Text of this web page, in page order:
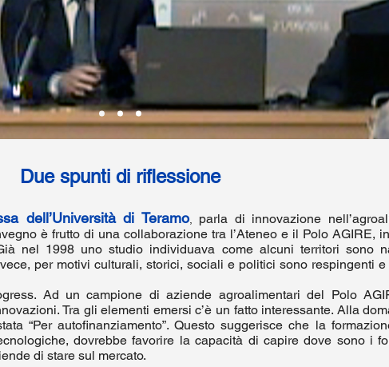
Due spunti di riflessione
dell’Università di Teramo, parla di innovazione
è frutto di una collaborazione tra l’Ateneo e il Polo AGIRE,
nel 1998 uno studio individuava come alcuni territori sono
per motivi culturali, storici, sociali e politici sono respingenti
Ad un campione di aziende agroalimentari del Polo
Tra gli elementi emersi c’è un fatto interessante. Alla
“Per autofinanziamento”. Questo suggerisce che la
dovrebbe favorire la capacità di capire dove sono i
di stare sul mercato.